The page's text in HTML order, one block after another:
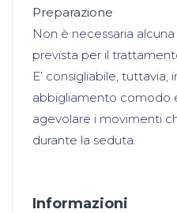
Preparazione
Non è necessaria
prevista per il
E’ consigliabile, tuttavia,
abbigliamento comodo
agevolare i movimenti
durante la seduta.
Informazioni